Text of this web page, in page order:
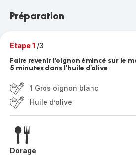
Préparation
Etape 1 /3
Faire revenir l’oignon émincé sur le
5 minutes dans l’huile d’olive
1 Gros oignon blanc
Huile d’olive
Dorage